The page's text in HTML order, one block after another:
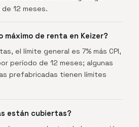
12 meses.
máximo de renta en Keizer?
el límite general es 7% más CPI,
período de 12 meses; algunas
prefabricadas tienen límites
están cubiertas?